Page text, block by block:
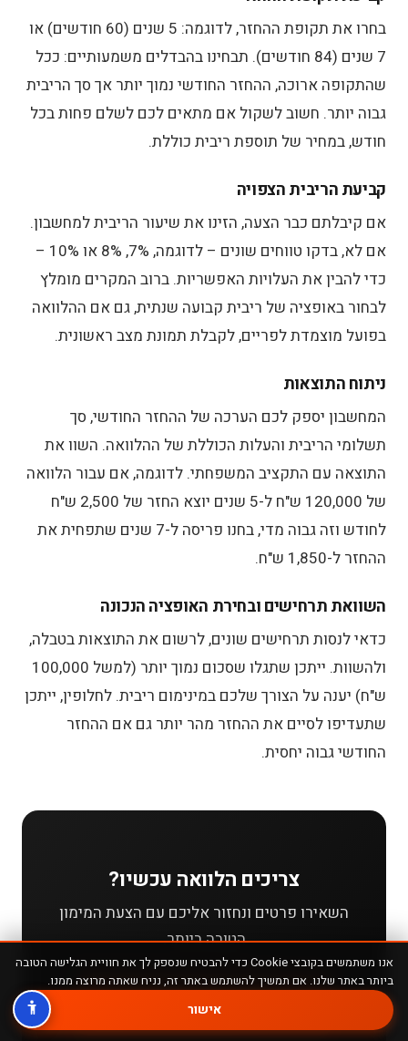
בחרו את תקופת ההחזר, לדוגמה: 5 שנים (60 חודשים) או
7 שנים (84 חודשים). תבחינו בהבדלים משמעותיים: ככל
שהתקופה ארוכה, ההחזר החודשי נמוך יותר אך סך הריבית
גבוה יותר. חשוב לשקול אם מתאים לכם לשלם פחות בכל
חודש, במחיר של תוספת ריבית כוללת.
קביעת הריבית הצפויה
אם קיבלתם כבר הצעה, הזינו את שיעור הריבית למחשבון.
אם לא, בדקו טווחים שונים – לדוגמה, 7%, 8% או 10% –
כדי להבין את העלויות האפשריות. ברוב המקרים מומלץ
לבחור באופציה של ריבית קבועה שנתית, גם אם ההלוואה
בפועל מוצמדת לפריים, לקבלת תמונת מצב ראשונית.
ניתוח התוצאות
המחשבון יספק לכם הערכה של ההחזר החודשי, סך
תשלומי הריבית והעלות הכוללת של ההלוואה. השוו את
התוצאה עם התקציב המשפחתי. לדוגמה, אם עבור הלוואה
של 120,000 ש"ח ל-5 שנים יוצא החזר של 2,500 ש"ח
לחודש וזה גבוה מדי, בחנו פריסה ל-7 שנים שתפחית את
ההחזר ל-1,850 ש"ח.
השוואת תרחישים ובחירת האופציה הנכונה
כדאי לנסות תרחישים שונים, לרשום את התוצאות בטבלה,
ולהשוות. ייתכן שתגלו שסכום נמוך יותר (למשל 100,000
ש"ח) יענה על הצורך שלכם במינימום ריבית. לחלופין, ייתכן
שתעדיפו לסיים את ההחזר מהר יותר גם אם ההחזר
החודשי גבוה יחסית.
צריכים הלוואה עכשיו?
השאירו פרטים ונחזור אליכם עם הצעת המימון
הטובה ביותר.
📞 חייגו עכשיו 03-3824272
אנו משתמשים בקובצי Cookie כדי להבטיח שנספק לך את חוויית הגלישה הטובה
ביותר באתר שלנו. אם תמשיך להשתמש באתר זה, נניח שאתה מרוצה ממנו.
אישור